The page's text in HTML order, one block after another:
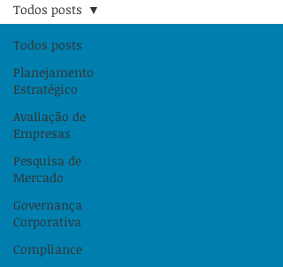
Todos posts
Planejamento
Estratégico
Avaliação de
Empresas
Pesquisa de
Mercado
Governança
Corporativa
Compliance
Todos posts